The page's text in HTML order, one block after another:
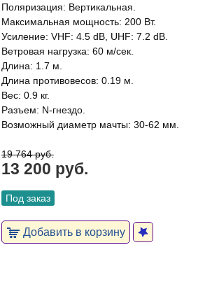
Поляризация: Вертикальная.
Максимальная мощность: 200 Вт.
Усиление: VHF: 4.5 dB, UHF: 7.2 dB.
Ветровая нагрузка: 60 м/сек.
Длина: 1.7 м.
Длина противовесов: 0.19 м.
Вес: 0.9 кг.
Разъем: N-гнездо.
Возможный диаметр мачты: 30-62 мм.
19 764 руб.
13 200 руб.
Под заказ
Добавить в корзину